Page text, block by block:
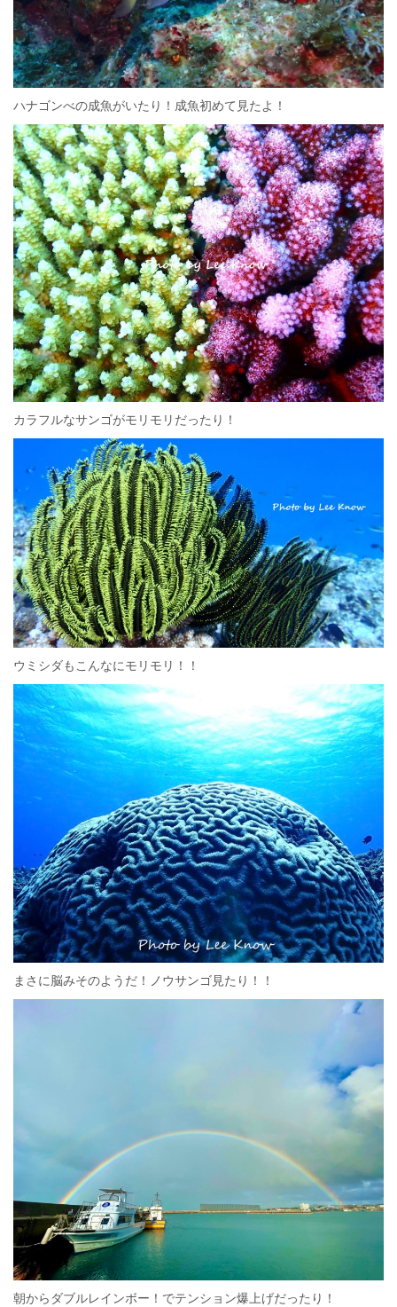
ハナゴンべの成魚がいたり！成魚初めて見たよ！
カラフルなサンゴがモリモリだったり！
ウミシダもこんなにモリモリ！！
まさに脳みそのようだ！ノウサンゴ見たり！！
朝からダブルレインボー！でテンション爆上げだったり！